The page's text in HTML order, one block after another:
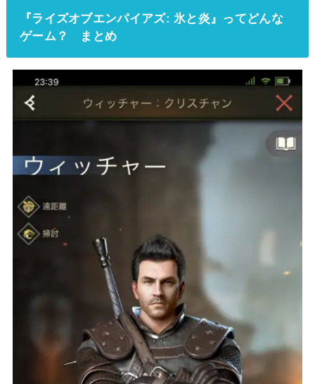
『ライズオブエンパイアズ: 氷と炎』ってどんな
ゲーム？ まとめ